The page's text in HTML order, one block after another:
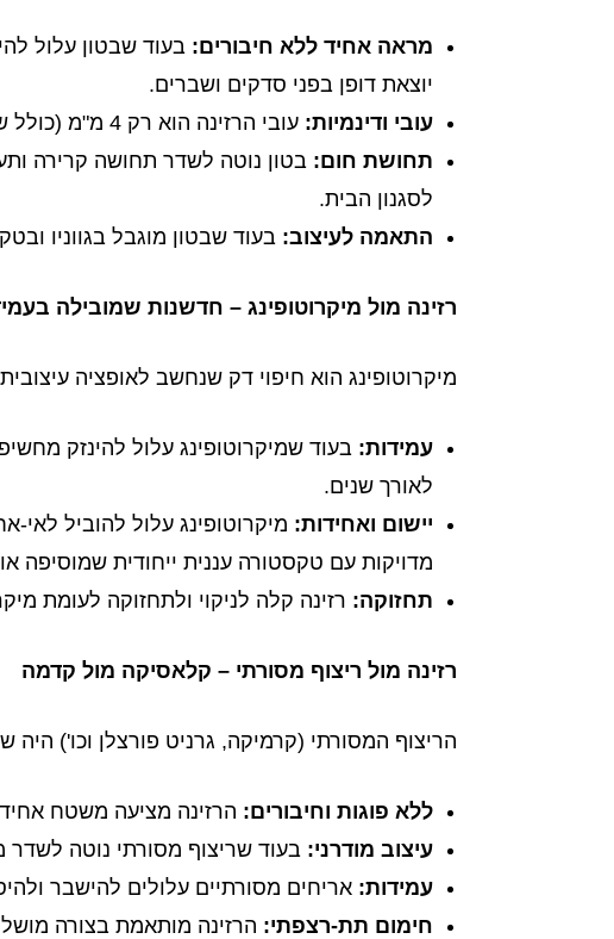
מראה אחיד ללא חיבורים: בעוד שבטון עלול
יוצאת דופן בפני סדקים ושברים.
עובי ודינמיות: עובי הרזינה הוא רק 4 מ"מ (כולל שכבת מדה מתפלסת), לעומת הבטון שהוא עבה יותר ודורש זמן עבודה ארוך משמעותית.
תחושת חום: בטון נוטה לשדר תחושה קרירה
לסגנון הבית.
התאמה לעיצוב: בעוד שבטון מוגבל בגווניו
רזינה מול מיקרוטופינג – חדשנות שמובילה
מיקרוטופינג הוא חיפוי דק שנחשב לאופציה
עמידות: בעוד שמיקרוטופינג עלול להינזק
לאורך שנים.
יישום ואחידות: מיקרוטופינג עלול להוביל
מדויקות עם טקסטורה עננית ייחודית שמוסיפה
תחזוקה: רזינה קלה לניקוי ולתחזוקה לעומת
רזינה מול ריצוף מסורתי – קלאסיקה מול קדמה
הריצוף המסורתי (קרמיקה, גרניט פורצלן וכו')
ללא פוגות וחיבורים: הרזינה מציעה משטח
עיצוב מודרני: בעוד שריצוף מסורתי נוטה
עמידות: אריחים מסורתיים עלולים להישבר
חימום תת-רצפתי: הרזינה מותאמת בצורה